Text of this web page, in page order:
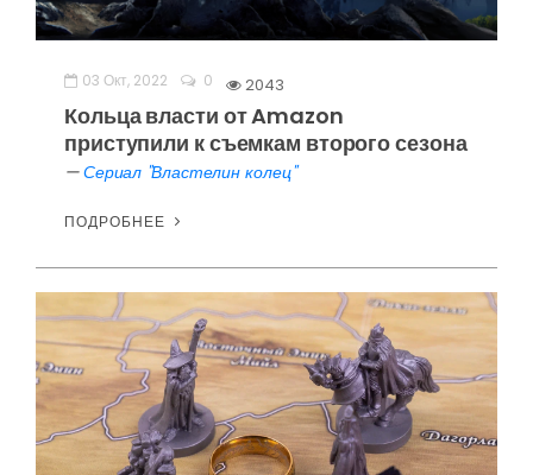
03 Окт, 2022 0 2043
Кольца власти от Amazon
приступили к съемкам второго сезона
—Сериал "Властелин колец"
ПОДРОБНЕЕ